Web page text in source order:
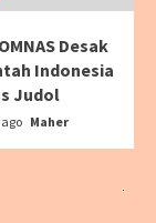
Desak
Indonesia
Judol
Maher